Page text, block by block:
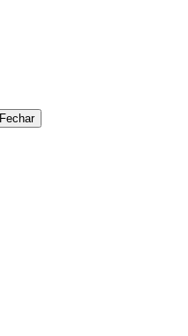
Fechar